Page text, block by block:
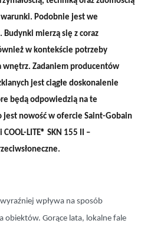
Podobnie jest we
mierzą się z coraz
w kontekście potrzeby
wnętrz. Zadaniem producentów
jest ciągłe doskonalenie
będą odpowiedzią na te
jest nowość w ofercie Saint-Gobain
COOL-LITE® SKN 155 II –
wpływa na sposób
Gorące lata, lokalne fale